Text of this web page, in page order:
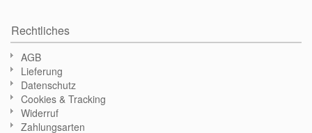
Rechtliches
AGB
Lieferung
Datenschutz
Cookies & Tracking
Widerruf
Zahlungsarten